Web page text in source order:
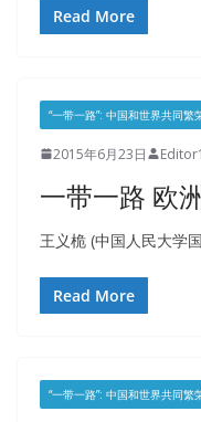
Read More
“一带一路”: 中国和世界共同繁
2015年6月23日 Editor1
一带一路 欧
王义桅 (中国人民大学
Read More
“一带一路”: 中国和世界共同繁